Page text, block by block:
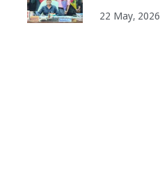
22 May, 2026